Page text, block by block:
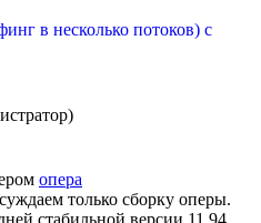
в несколько потоков) с
опера
только сборку оперы.
стабильной версии 11.94